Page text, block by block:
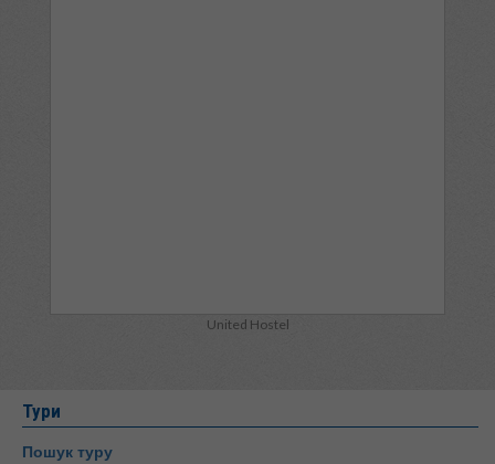
United Hostel
Тури
Пошук туру